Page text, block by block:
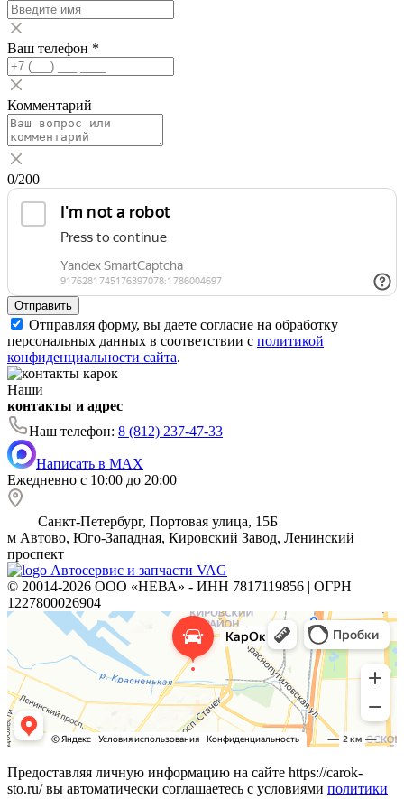
Ваш телефон *
Комментарий
0/200
Отправить
Отправляя форму, вы даете согласие на обработку
персональных данных в соответствии с политикой
конфиденциальности сайта.
Наши
контакты и адрес
Наш телефон: 8 (812) 237-47-33
Написать в MAX
Ежедневно с 10:00 до 20:00
Санкт-Петербург, Портовая улица, 15Б
м Автово, Юго-Западная, Кировский Завод, Ленинский
проспект
Автосервис и запчасти VAG
© 20014-2026 ООО «НЕВА» - ИНН 7817119856 | ОГРН
1227800026904
Предоставляя личную информацию на сайте https://carok-
sto.ru/ вы автоматически соглашаетесь с условиями политики